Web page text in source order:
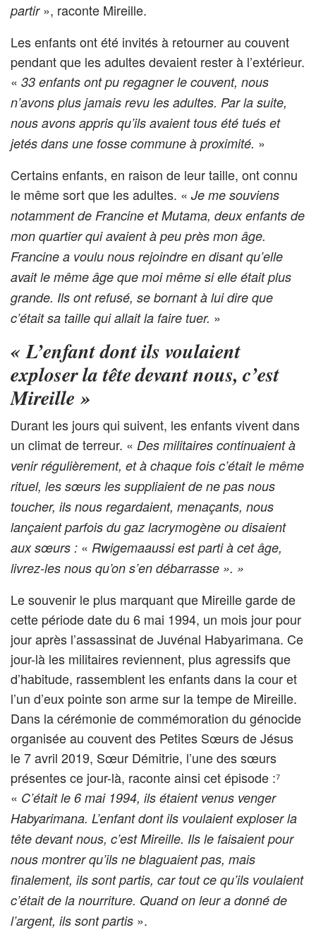
partir», raconte Mireille.
Les enfants ont été invités à retourner au couvent
pendant que les adultes devaient rester à l’extérieur.
« 33 enfants ont pu regagner le couvent, nous
n’avons plus jamais revu les adultes. Par la suite,
nous avons appris qu’ils avaient tous été tués et
jetés dans une fosse commune à proximité. »
Certains enfants, en raison de leur taille, ont connu
le même sort que les adultes. « Je me souviens
notamment de Francine et Mutama, deux enfants de
mon quartier qui avaient à peu près mon âge.
Francine a voulu nous rejoindre en disant qu’elle
avait le même âge que moi même si elle était plus
grande. Ils ont refusé, se bornant à lui dire que
c’était sa taille qui allait la faire tuer. »
« L’enfant dont ils voulaient
exploser la tête devant nous, c’est
Mireille »
Durant les jours qui suivent, les enfants vivent dans
un climat de terreur. « Des militaires continuaient à
venir régulièrement, et à chaque fois c’était le même
rituel, les sœurs les suppliaient de ne pas nous
toucher, ils nous regardaient, menaçants, nous
lançaient parfois du gaz lacrymogène ou disaient
aux sœurs : « Rwigemaaussi est parti à cet âge,
livrez-les nous qu’on s’en débarrasse ». »
Le souvenir le plus marquant que Mireille garde de
cette période date du 6 mai 1994, un mois jour pour
jour après l’assassinat de Juvénal Habyarimana. Ce
jour-là les militaires reviennent, plus agressifs que
d’habitude, rassemblent les enfants dans la cour et
l’un d’eux pointe son arme sur la tempe de Mireille.
Dans la cérémonie de commémoration du génocide
organisée au couvent des Petites Sœurs de Jésus
le 7 avril 2019, Sœur Démitrie, l’une des sœurs
présentes ce jour-là, raconte ainsi cet épisode :⁷
« C’était le 6 mai 1994, ils étaient venus venger
Habyarimana. L’enfant dont ils voulaient exploser la
tête devant nous, c’est Mireille. Ils le faisaient pour
nous montrer qu’ils ne blaguaient pas, mais
finalement, ils sont partis, car tout ce qu’ils voulaient
c’était de la nourriture. Quand on leur a donné de
l’argent, ils sont partis ».